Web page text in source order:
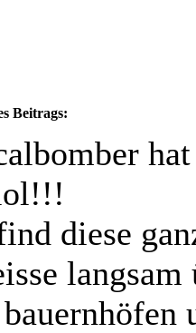
Beitrags:
diese